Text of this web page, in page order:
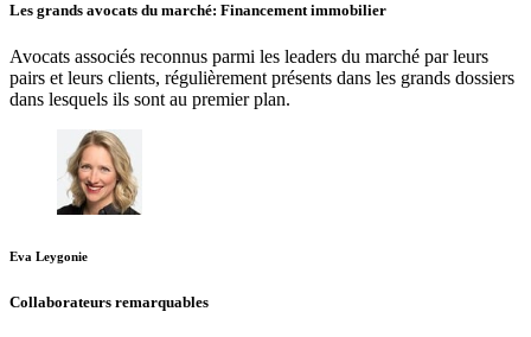
Les grands avocats du marché: Financement immobilier
Avocats associés reconnus parmi les leaders du marché par leurs
pairs et leurs clients, régulièrement présents dans les grands dossiers
dans lesquels ils sont au premier plan.
Eva Leygonie
Collaborateurs remarquables